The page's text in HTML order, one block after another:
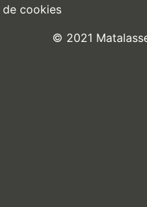
de cookies
© 2021